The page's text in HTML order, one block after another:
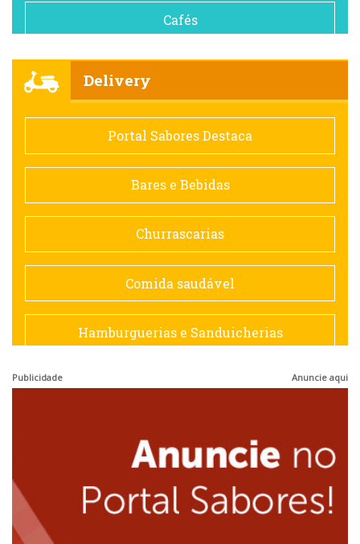
Cafés
Comida saudável
Contemporânea
Doceria
Espanhola
Francesa
Japonesa e Oriental
Lanchonetes
Delivery
Portal Sabores Destaca
Bares e Bebidas
Churrascarias
Comida saudável
Hamburguerias e Sanduicherias
Publicidade Anuncie aqui